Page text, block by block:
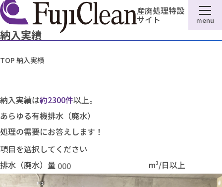
産廃処理特設
サイト menu
納入実績
TOP 納入実績
納入実績は約2300件以上。
あらゆる有機排水（廃水）
処理の需要にお答えします！
排水（廃水）量 m³/日以上